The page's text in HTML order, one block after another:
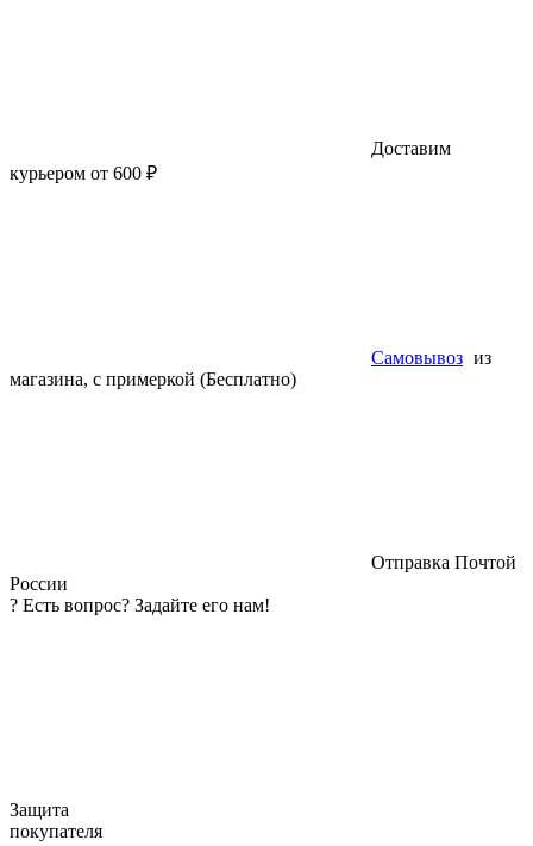
Доставим
курьером от 600 ₽
Самовывоз из
магазина, с примеркой (Бесплатно)
Отправка Почтой
России
? Есть вопрос? Задайте его нам!
Защита
покупателя